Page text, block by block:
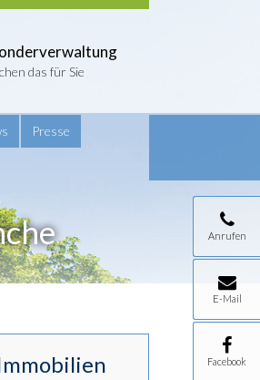
das für Sie
Presse
Anrufen
E-Mail
Facebook